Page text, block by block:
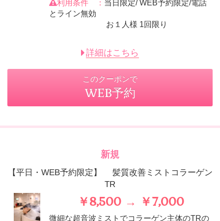
利用条件 ： 当日限定/ WEB予約限定/電話
とライン無効
お１人様 1回限り
詳細はこちら
このクーポンで
WEB予約
新規
【平日・WEB予約限定】 髪質改善ミストコラーゲン
TR
￥8,500 → ￥7,000
微細な超音波ミストでコラーゲン主体のTRの